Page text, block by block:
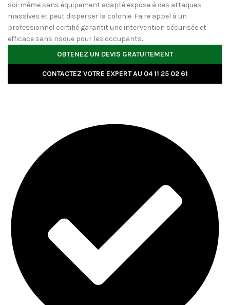
soi-même sans équipement adapté expose à des attaques
massives et peut disperser la colonie. Faire appel à un
professionnel certifié garantit une intervention sécurisée et
efficace sans risque pour les occupants.
OBTENEZ UN DEVIS GRATUITEMENT
CONTACTEZ VOTRE EXPERT AU 04 11 25 02 61